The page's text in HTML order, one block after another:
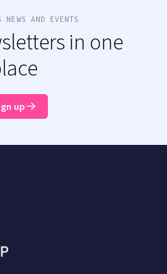
NEWS AND EVENTS
in one
up